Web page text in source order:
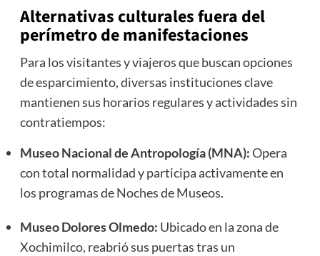
Alternativas culturales fuera del
perímetro de manifestaciones
Para los visitantes y viajeros que buscan opciones
de esparcimiento, diversas instituciones clave
mantienen sus horarios regulares y actividades sin
contratiempos:
Museo Nacional de Antropología (MNA):Opera
con total normalidad y participa activamente en
los programas de Noches de Museos.
Museo Dolores Olmedo: Ubicado en la zona de
Xochimilco, reabrió sus puertas tras un